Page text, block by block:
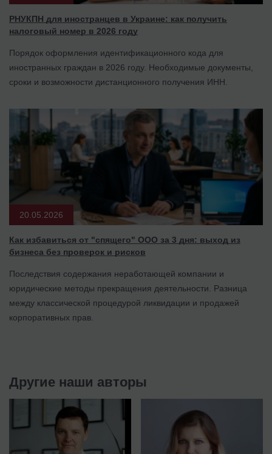
РНУКПН для иностранцев в Украине: как получить
налоговый номер в 2026 году
Порядок оформления идентификационного кода для
иностранных граждан в 2026 году. Необходимые документы,
сроки и возможности дистанционного получения ИНН.
20.05.2026
Как избавиться от "спящего" ООО за 3 дня: выход из
бизнеса без проверок и рисков
Последствия содержания неработающей компании и
юридические методы прекращения деятельности. Разница
между классической процедурой ликвидации и продажей
корпоративных прав.
Другие наши авторы